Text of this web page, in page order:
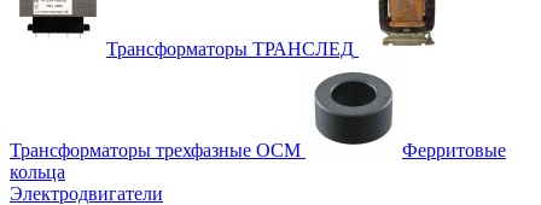
Трансформаторы ТРАНСЛЕД
Трансформаторы трехфазные ОСМ
Ферритовые
кольца
Электродвигатели